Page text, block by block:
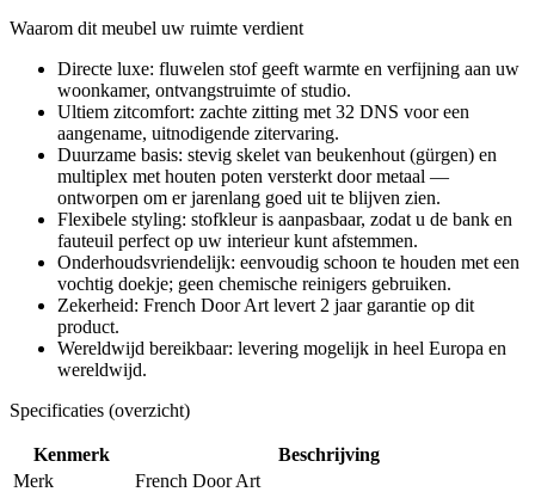
Waarom dit meubel uw ruimte verdient
Directe luxe: fluwelen stof geeft warmte en verfijning aan uw
woonkamer, ontvangstruimte of studio.
Ultiem zitcomfort: zachte zitting met 32 DNS voor een
aangename, uitnodigende zitervaring.
Duurzame basis: stevig skelet van beukenhout (gürgen) en
multiplex met houten poten versterkt door metaal —
ontworpen om er jarenlang goed uit te blijven zien.
Flexibele styling: stofkleur is aanpasbaar, zodat u de bank en
fauteuil perfect op uw interieur kunt afstemmen.
Onderhoudsvriendelijk: eenvoudig schoon te houden met een
vochtig doekje; geen chemische reinigers gebruiken.
Zekerheid: French Door Art levert 2 jaar garantie op dit
product.
Wereldwijd bereikbaar: levering mogelijk in heel Europa en
wereldwijd.
Specificaties (overzicht)
Kenmerk
Beschrijving
Merk
French Door Art